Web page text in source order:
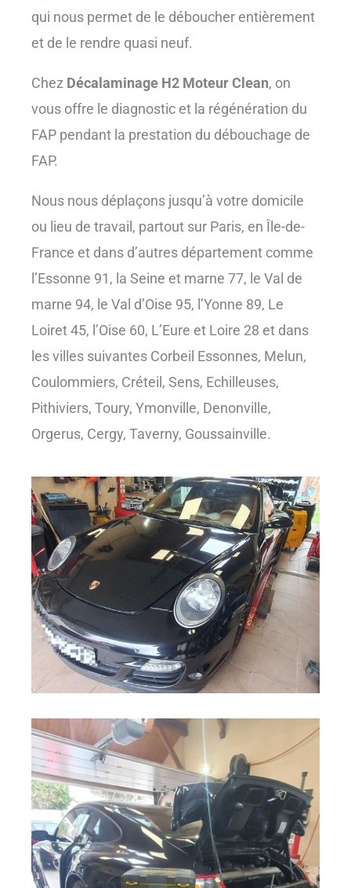
qui nous permet de le déboucher entièrement
et de le rendre quasi neuf.
Chez Décalaminage H2 Moteur Clean, on
vous offre le diagnostic et la régénération du
FAP pendant la prestation du débouchage de
FAP.
Nous nous déplaçons jusqu’à votre domicile
ou lieu de travail, partout sur Paris, en Île-de-
France et dans d’autres département comme
l’Essonne 91, la Seine et marne 77, le Val de
marne 94, le Val d’Oise 95, l’Yonne 89, Le
Loiret 45, l’Oise 60, L’Eure et Loire 28 et dans
les villes suivantes Corbeil Essonnes, Melun,
Coulommiers, Créteil, Sens, Echilleuses,
Pithiviers, Toury, Ymonville, Denonville,
Orgerus, Cergy, Taverny, Goussainville.